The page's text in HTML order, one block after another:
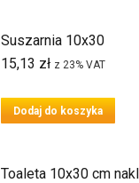
Suszarnia 10x30
15,13 zł z 23% VAT
Dodaj do koszyka
Toaleta 10x30 cm